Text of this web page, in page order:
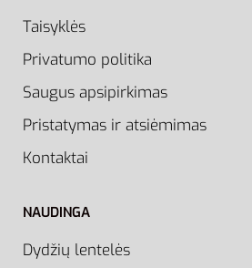
Taisyklės
Privatumo politika
Saugus apsipirkimas
Pristatymas ir atsiėmimas
Kontaktai
NAUDINGA
Dydžių lentelės